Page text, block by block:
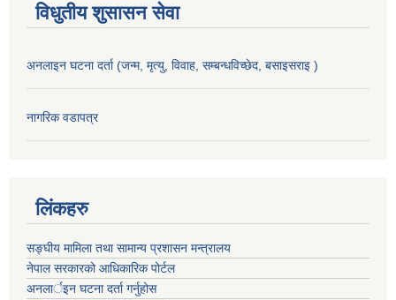
विधुतीय शुसासन सेवा
अनलाइन घटना दर्ता (जन्म, मृत्यु, विवाह, सम्बन्धविच्छेद, बसाइसराइ )
नागरिक वडापत्र
लिंकहरु
सङ्‍घीय मामिला तथा सामान्य प्रशासन मन्त्रालय
नेपाल सरकारको आधिकारिक पोर्टल
अनलार्इन घटना दर्ता गर्नुहोस